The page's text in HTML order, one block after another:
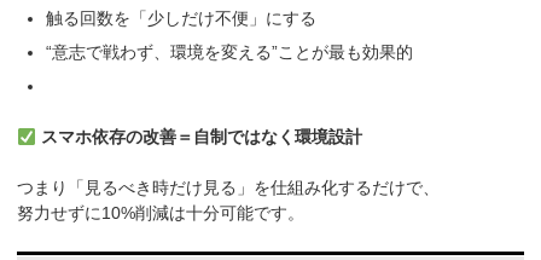
触る回数を「少しだけ不便」にする
“意志で戦わず、環境を変える”ことが最も効果的
スマホ依存の改善＝自制ではなく環境設計
つまり「見るべき時だけ見る」を仕組み化するだけで、
努力せずに10%削減は十分可能です。